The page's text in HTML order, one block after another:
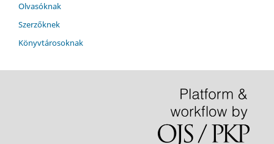
Olvasóknak
Szerzőknek
Könyvtárosoknak